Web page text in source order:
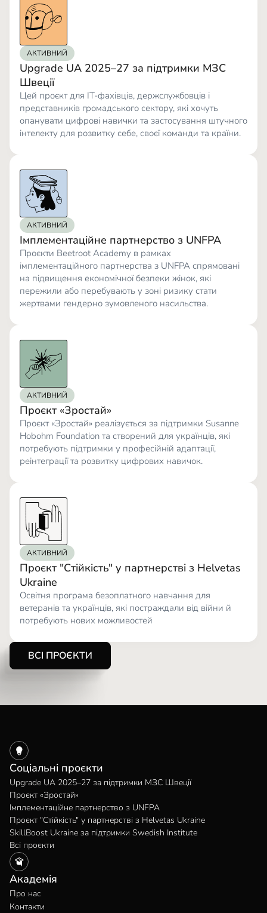
АКТИВНИЙ
Upgrade UA 2025–27 за підтримки МЗС
Швеції
Цей проєкт для ІТ-фахівців, держслужбовців і
представників громадського сектору, які хочуть
опанувати цифрові навички та застосування штучного
інтелекту для розвитку себе, своєї команди та країни.
АКТИВНИЙ
Імплементаційне партнерство з UNFPA
Проєкти Beetroot Academy в рамках
імплементаційного партнерства з UNFPA спрямовані
на підвищення економічної безпеки жінок, які
пережили або перебувають у зоні ризику стати
жертвами гендерно зумовленого насильства.
АКТИВНИЙ
Проєкт «Зростай»
Проєкт «Зростай» реалізується за підтримки Susanne
Hobohm Foundation та створений для українців, які
потребують підтримки у професійній адаптації,
реінтеграції та розвитку цифрових навичок.
АКТИВНИЙ
Проєкт "Стійкість" у партнерстві з Helvetas
Ukraine
Освітня програма безоплатного навчання для
ветеранів та українців, які постраждали від війни й
потребують нових можливостей
ВСІ ПРОЄКТИ
Соціальні проєкти
Upgrade UA 2025–27 за підтримки МЗС Швеції
Проєкт «Зростай»
Імплементаційне партнерство з UNFPA
Проєкт "Стійкість" у партнерстві з Helvetas Ukraine
SkillBoost Ukraine за підтримки Swedish Institute
Всі проєкти
Академія
Про нас
Контакти